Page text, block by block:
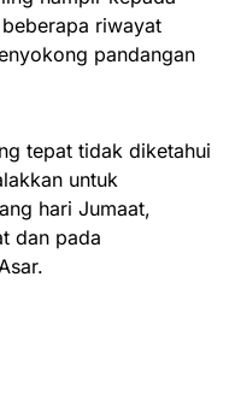
riwayat
pandangan
tepat tidak diketahui
untuk
hari Jumaat,
dan pada